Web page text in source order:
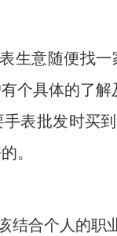
生意随便找
个具体的了
表批发时买
。
结合个人的职